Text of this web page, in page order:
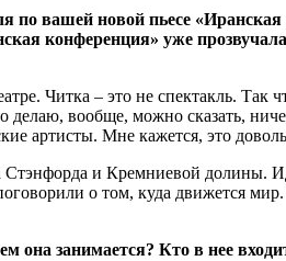
по вашей новой пьесе
конференция» уже
Читка – это не спектакль.
делаю, вообще, можно сказать,
артисты. Мне кажется, это
и Кремниевой долины.
о том, куда движется
она занимается? Кто в нее